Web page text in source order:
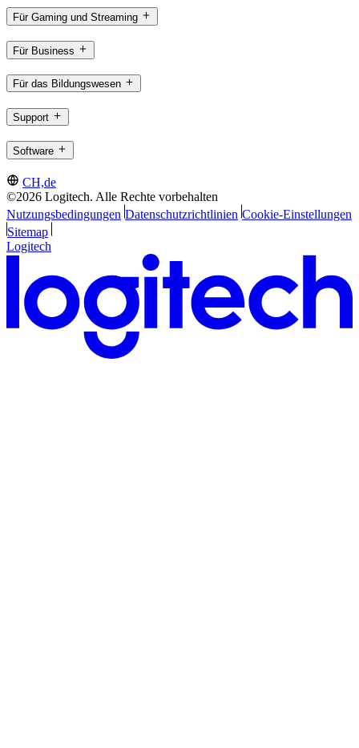
Für Gaming und Streaming
Für Business
Für das Bildungswesen
Support
Software
CH,de
©2026 Logitech. Alle Rechte vorbehalten
Nutzungsbedingungen Datenschutzrichtlinien Cookie-Einstellungen
Sitemap
Logitech